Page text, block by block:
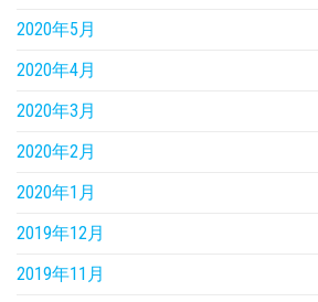
2020年5月
2020年4月
2020年3月
2020年2月
2020年1月
2019年12月
2019年11月